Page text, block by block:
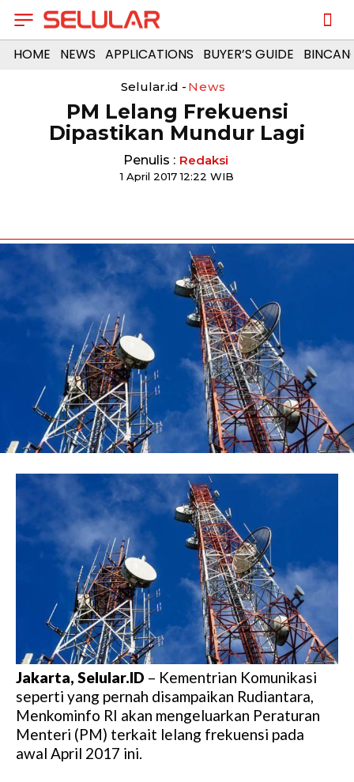
HOME NEWS APPLICATIONS BUYER’S GUIDE
Selular.id - News
PM Lelang Frekuensi
Dipastikan Mundur Lagi
Penulis : Redaksi
1 April 2017 12:22 WIB
Jakarta, Selular.ID – Kementrian Komunikasi
seperti yang pernah disampaikan Rudiantara,
Menkominfo RI akan mengeluarkan Peraturan
Menteri (PM) terkait lelang frekuensi pada
awal April 2017 ini.